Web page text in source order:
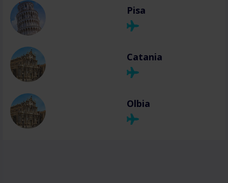
Pisa
Catania
Olbia